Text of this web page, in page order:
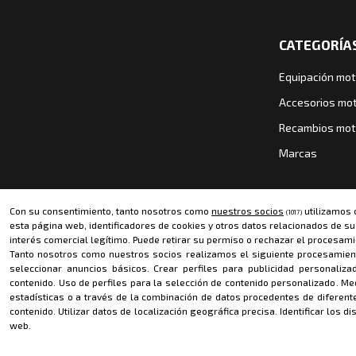
Le informamos que nuestro centro logístico permanecerá
Equipación
Accesorios
Recambios
Marcas
MÉTODOS DE PAGO
Con su consentimiento, tanto nosotros como nuestros socios (1017) utilizamos
esta página web, identificadores de cookies y otros datos relacionados de
interés comercial legítimo. Puede retirar su permiso o rechazar el
Tanto nosotros como nuestros socios realizamos el siguiente
seleccionar anuncios básicos .Crear perfiles para publicidad
contenido Uso de perfiles para la selección de contenido personalizado
estadísticas o a través de la combinación de datos procedentes de
contenido .Utilizar datos de localización geográfica precisa Identificar los
web.